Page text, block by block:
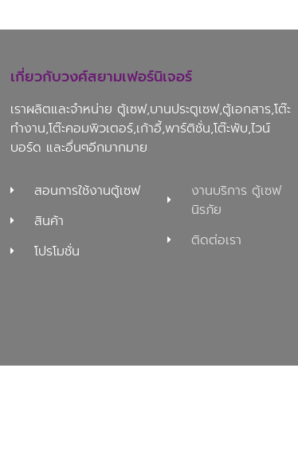
เกี่ยวกับวงศ์สยามเฟอร์นิเจอร์
เราผลิตและจำหน่าย ตู้เซฟ,บานประตูเซฟ,ตู้เอกสาร,โต๊ะ
ทำงาน,โต๊ะคอมพิวเตอร์,เก้าอี้,พาร์ติชั่น,โต๊ะพับ,ไวน์
บอร์ด และอื่นๆอีกมากมาย
สอนการใช้งานตู้เซฟ
สินค้า
โปรโมชั่น
งานบริการ ตู้เซฟ
นิรภัย
ติดต่อเรา